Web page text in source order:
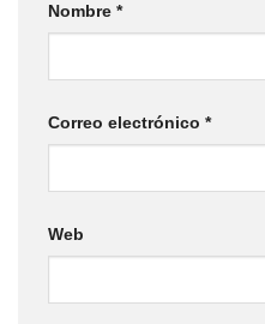
Nombre *
Correo electrónico *
Web